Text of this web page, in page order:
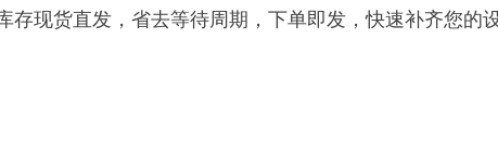
存现货直发，省去等待周期，下单即发，快速补齐您的